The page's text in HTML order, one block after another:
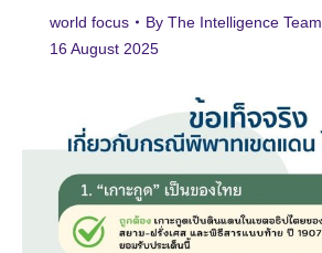
world focus By The Intelligence Team
16 August 2025